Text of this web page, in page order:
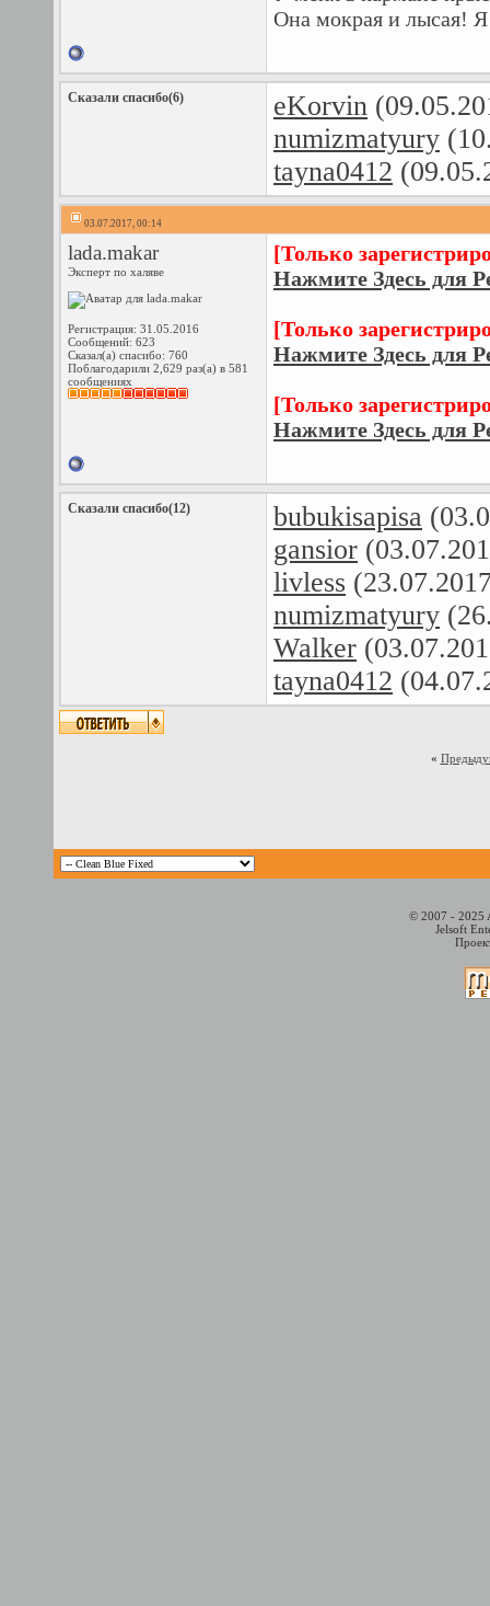
Она мокрая и лысая! Я
Сказали спасибо(6) eKorvin
numizmatyury
tayna0412
03.07.2017, 00:14
lada.makar
Эксперт по халяве
Регистрация: 31.05.2016
Сообщений: 623
Сказал(а) спасибо: 760
Поблагодарили 2,629 раз(а) в 581
сообщениях
[Только
Нажмите Здесь для
[Только
Нажмите Здесь для
[Только
Нажмите Здесь для
Сказали спасибо(12) bubukisapisa
gansior
livless
numizmatyury
Walker
tayna0412
«
© 2007 - 2025
Jelsoft